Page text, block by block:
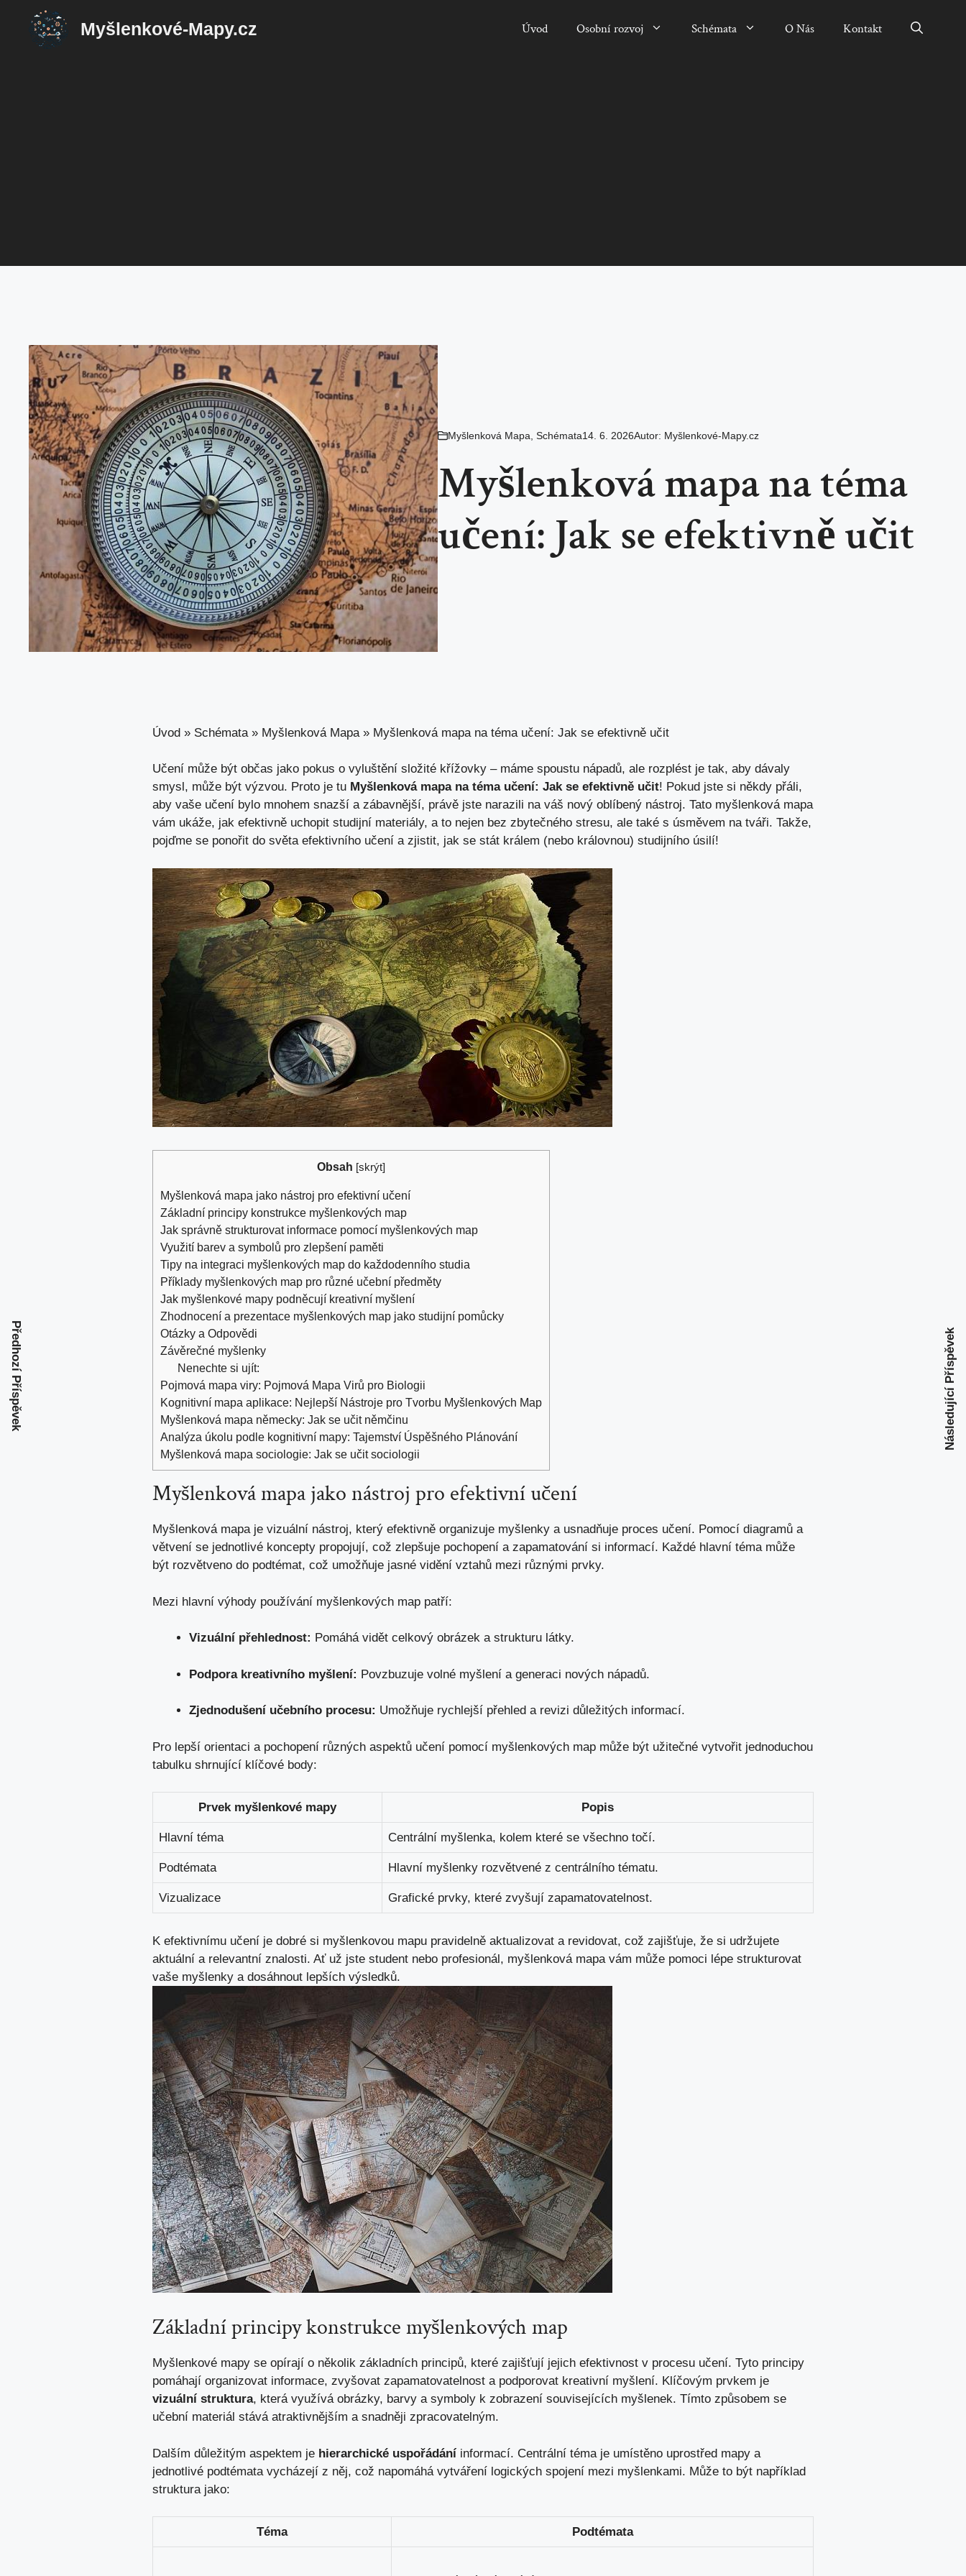
Přeskočit
Myšlenkové-Mapy.cz Úvod Osobní rozvoj Schémata O Nás Kontakt
Myšlenková Mapa Schémata14. 6. 2026Autor: Myšlenkové-Mapy.cz
Myšlenková mapa na téma
učení: Jak se efektivně učit
Úvod » Schémata » Myšlenková Mapa » Myšlenková mapa na téma učení: Jak se efektivně učit
Učení může⁢ být občas​ jako‌ pokus o vyluštění složité křížovky – máme spoustu nápadů,​ ale rozplést je tak, aby dávaly
‌smysl, může být výzvou.‌ Proto je tu Myšlenková mapa na téma učení: Jak ​se efektivně učit! Pokud⁤ jste si někdy přáli,
aby ​vaše učení bylo mnohem ‍snazší a zábavnější,‍ právě jste narazili na váš nový‌ oblíbený nástroj. Tato myšlenková⁢ mapa
vám ukáže, jak efektivně ‌uchopit studijní materiály, ​a ⁢to nejen bez zbytečného stresu, ale ​také s úsměvem na​ tváři. Takže,
pojďme‌ se ponořit do světa ⁤efektivního učení⁢ a zjistit, jak se stát králem (nebo královnou) studijního ‌úsilí!
Obsah [skrýt]
Myšlenková mapa jako nástroj pro efektivní učení
Základní principy konstrukce ⁢myšlenkových map
Jak⁣ správně strukturovat informace pomocí ⁣myšlenkových map
Využití barev a symbolů pro​ zlepšení paměti
Tipy na ⁢integraci myšlenkových ⁢map do každodenního studia
Příklady myšlenkových map pro různé ​učební předměty
Jak myšlenkové mapy podněcují kreativní ‍myšlení
Zhodnocení a prezentace‍ myšlenkových map ⁤jako studijní pomůcky
Otázky a Odpovědi
Závěrečné myšlenky
Nenechte si ujít:
Pojmová mapa viry: Pojmová Mapa Virů pro Biologii
Kognitivní mapa aplikace: Nejlepší Nástroje pro Tvorbu Myšlenkových Map
Myšlenková mapa německy: Jak se učit němčinu
Analýza úkolu podle kognitivní mapy: Tajemství Úspěšného Plánování
Myšlenková mapa sociologie: Jak se učit sociologii
Myšlenková mapa jako nástroj pro efektivní učení
Myšlenková mapa je vizuální nástroj, který efektivně organizuje​ myšlenky​ a usnadňuje proces učení. Pomocí ⁤diagramů⁣ a
větvení se​ jednotlivé koncepty propojují, což zlepšuje pochopení⁢ a ⁤zapamatování si informací. Každé hlavní téma‌ může​
být⁤ rozvětveno do podtémat, což umožňuje jasné vidění vztahů mezi různými prvky.
Mezi hlavní výhody používání myšlenkových map patří:
Vizuální přehlednost: Pomáhá vidět celkový obrázek a strukturu látky.
Podpora kreativního myšlení: Povzbuzuje volné myšlení a generaci nových ​nápadů.
Zjednodušení učebního procesu: Umožňuje rychlejší přehled ​a revizi důležitých informací.
Pro ⁣lepší⁢ orientaci a pochopení různých⁢ aspektů učení pomocí⁣ myšlenkových map může být užitečné vytvořit jednoduchou
tabulku shrnující klíčové body:
Prvek​ myšlenkové mapy Popis
Hlavní ​téma Centrální myšlenka, kolem které se všechno ​točí.
Podtémata Hlavní⁤ myšlenky rozvětvené z centrálního tématu.
Vizualizace Grafické prvky, které ⁢zvyšují⁢ zapamatovatelnost.
K efektivnímu učení je dobré si myšlenkovou mapu pravidelně aktualizovat a revidovat, což zajišťuje, že si udržujete
aktuální a relevantní ⁢znalosti. Ať‌ už​ jste⁣ student nebo​ profesionál, myšlenková mapa vám může pomoci⁢ lépe strukturovat
vaše myšlenky a dosáhnout lepších ‌výsledků.
Základní principy konstrukce ⁢myšlenkových map
Myšlenkové mapy se opírají o několik ⁢základních principů, které zajišťují jejich efektivnost v ⁣procesu učení. Tyto principy‌
pomáhají organizovat informace, zvyšovat zapamatovatelnost a podporovat kreativní ⁢myšlení. Klíčovým prvkem je
vizuální struktura, která využívá obrázky, barvy a symboly⁢ k ⁤zobrazení souvisejících myšlenek. Tímto způsobem se
učební materiál stává atraktivnějším‍ a snadněji zpracovatelným.
Dalším důležitým aspektem je⁤ hierarchické uspořádání informací. ‍Centrální téma je umístěno uprostřed​ mapy a
jednotlivé podtémata vycházejí z‌ něj, ⁣což napomáhá vytváření logických spojení​ mezi myšlenkami. Může⁤ to být například
struktura jako:
Téma Podtémata
Předhozí Příspěvek Následující Příspěvek